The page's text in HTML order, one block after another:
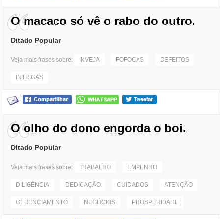
O macaco só vê o rabo do outro.
Ditado Popular
Veja mais frases sobre: INVEJA FOFOCAS DEFEITOS
INTRIGAS
O olho do dono engorda o boi.
Ditado Popular
Veja mais frases sobre: TRABALHO EMPENHO
DILIGÊNCIA DEDICAÇÃO CUIDADOS ATENÇÃO
GERENCIAMENTO NEGÓCIOS PROSPERIDADE